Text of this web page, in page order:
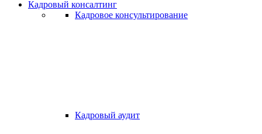
Кадровый консалтинг
Кадровое консультирование
Кадровый аудит